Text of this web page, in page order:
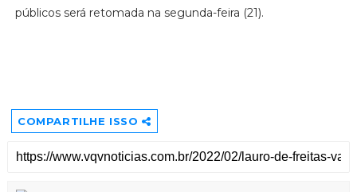
públicos será retomada na segunda-feira (21).
COMPARTILHE ISSO